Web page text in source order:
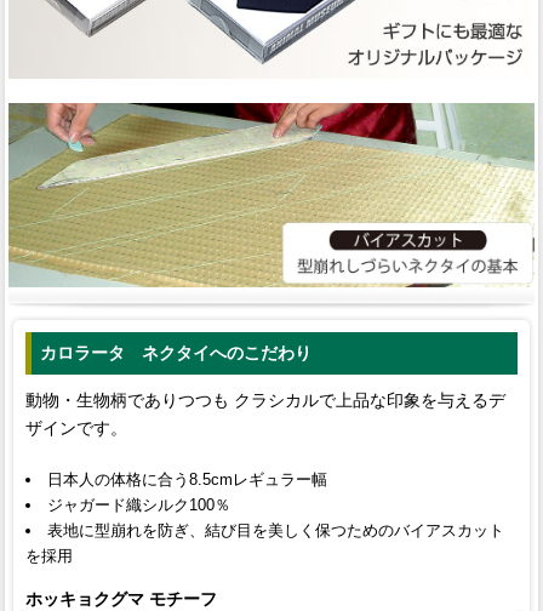
カロラータ ネクタイへのこだわり
動物・生物柄でありつつも クラシカルで上品な印象を与えるデ
ザインです。
日本人の体格に合う8.5cmレギュラー幅
ジャガード織シルク100％
表地に型崩れを防ぎ、結び目を美しく保つためのバイアスカット
を採用
ホッキョクグマ モチーフ